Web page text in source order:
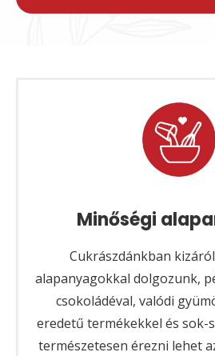
Minőségi
Cukrászdánkban
alapanyagokkal dolgozunk,
csokoládéval, valódi
eredetű termékekkel és sok-
természetesen érezni lehet